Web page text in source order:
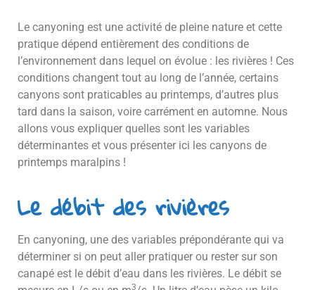
Le canyoning est une activité de pleine nature et cette
pratique dépend entièrement des conditions de
l’environnement dans lequel on évolue : les rivières ! Ces
conditions changent tout au long de l’année, certains
canyons sont praticables au printemps, d’autres plus
tard dans la saison, voire carrément en automne. Nous
allons vous expliquer quelles sont les variables
déterminantes et vous présenter ici les canyons de
printemps maralpins !
Le débit des rivières
En canyoning, une des variables prépondérante qui va
déterminer si on peut aller pratiquer ou rester sur son
canapé est le débit d’eau dans les rivières. Le débit se
3